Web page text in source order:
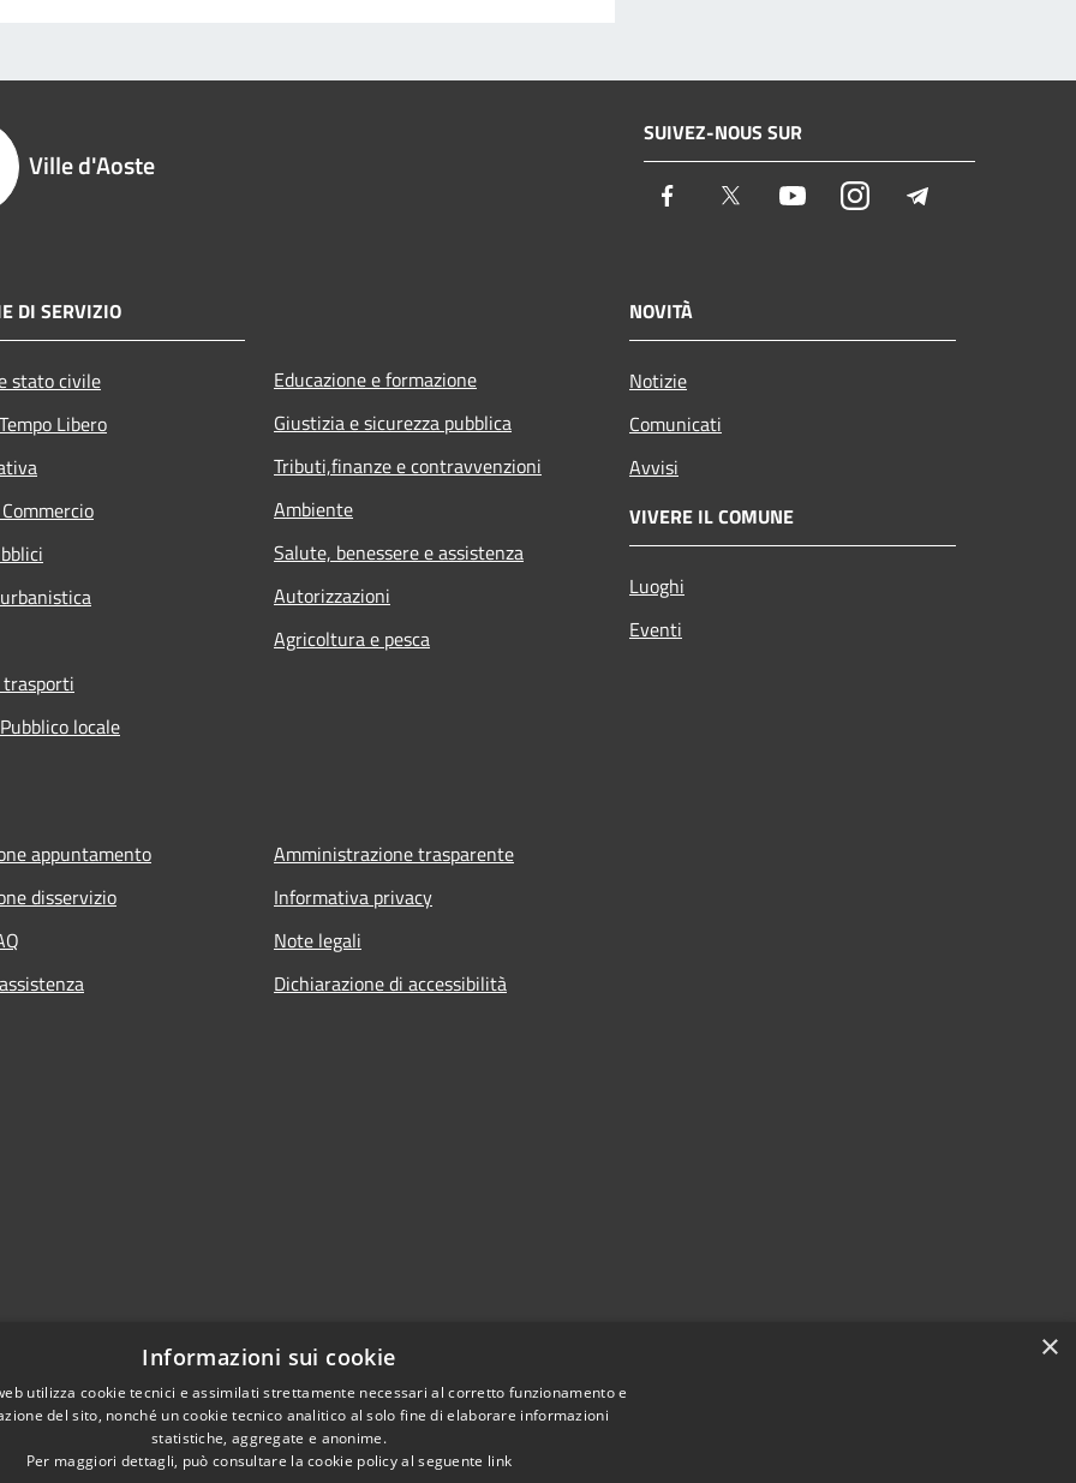
Ville d'Aoste
SUIVEZ-NOUS SUR
Facebook Twitter YoutubeInstagram
DI SERVIZIO
stato civile
Libero
locale
Educazione e formazione
Giustizia e sicurezza pubblica
Tributi,finanze e contravvenzioni
Ambiente
Salute, benessere e assistenza
Autorizzazioni
Agricoltura e pesca
NOVITÀ
Notizie
Comunicati
Avvisi
VIVERE IL COMUNE
Luoghi
Eventi
appuntamento
disservizio
Amministrazione trasparente
Informativa privacy
Note legali
Dichiarazione di accessibilità
×
Informazioni sui cookie
utilizza cookie tecnici e assimilati strettamente necessari al corretto funzionamento e
del sito, nonché un cookie tecnico analitico al solo fine di elaborare informazioni
statistiche, aggregate e anonime.
Per maggiori dettagli, può consultare la cookie policy al seguente link